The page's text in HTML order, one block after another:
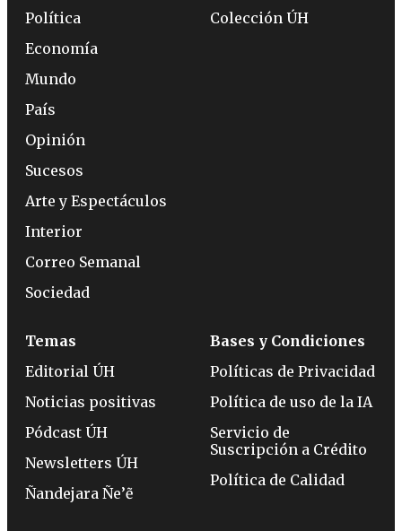
Política
Economía
Mundo
País
Opinión
Sucesos
Arte y Espectáculos
Interior
Correo Semanal
Sociedad
Colección ÚH
Temas
Editorial ÚH
Noticias positivas
Pódcast ÚH
Newsletters ÚH
Ñandejara Ñe’ẽ
Bases y Condiciones
Políticas de Privacidad
Política de uso de la IA
Servicio de
Suscripción a Crédito
Política de Calidad